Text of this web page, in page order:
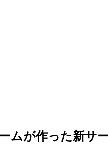
ムが作った新サ